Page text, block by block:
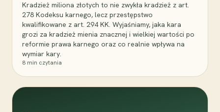
Kradzież miliona złotych to nie zwykła kradzież z art.
278 Kodeksu karnego, lecz przestępstwo
kwalifikowane z art. 294 KK. Wyjaśniamy, jaka kara
grozi za kradzież mienia znacznej i wielkiej wartości po
reformie prawa karnego oraz co realnie wpływa na
wymiar kary.
8 min czytania